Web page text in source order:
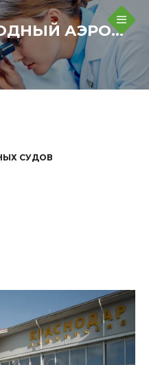
АО «МЕЖДУНАРОДНЫЙ АЭРОПОРТ «КРАСНОДАР»
СУДОВ
«КРАСНОДАР»